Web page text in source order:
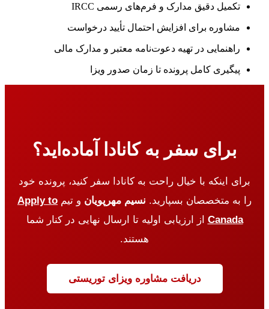
تکمیل دقیق مدارک و فرم‌های رسمی IRCC
مشاوره برای افزایش احتمال تأیید درخواست
راهنمایی در تهیه دعوت‌نامه معتبر و مدارک مالی
پیگیری کامل پرونده تا زمان صدور ویزا
برای سفر به کانادا آماده‌اید؟
برای اینکه با خیال راحت به کانادا سفر کنید، پرونده خود
را به متخصصان بسپارید. نسیم مهرپویان و تیم Apply to
Canada از ارزیابی اولیه تا ارسال نهایی در کنار شما
هستند.
دریافت مشاوره ویزای توریستی